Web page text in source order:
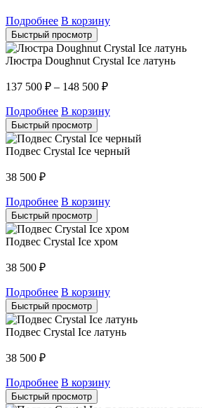
Подробнее В корзину
Быстрый просмотр
Люстра Doughnut Crystal Ice латунь
137 500 ₽ – 148 500 ₽
Подробнее В корзину
Быстрый просмотр
Подвес Crystal Ice черный
38 500 ₽
Подробнее В корзину
Быстрый просмотр
Подвес Crystal Ice хром
38 500 ₽
Подробнее В корзину
Быстрый просмотр
Подвес Crystal Ice латунь
38 500 ₽
Подробнее В корзину
Быстрый просмотр